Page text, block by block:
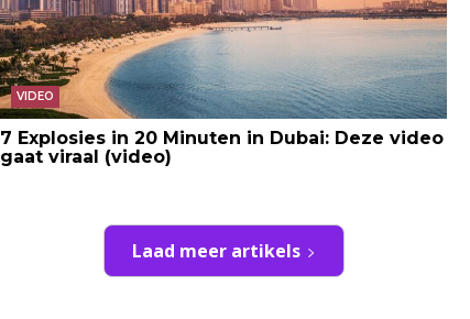
VIDEO
7 Explosies in 20 Minuten in Dubai: Deze video
gaat viraal (video)
Laad meer artikels